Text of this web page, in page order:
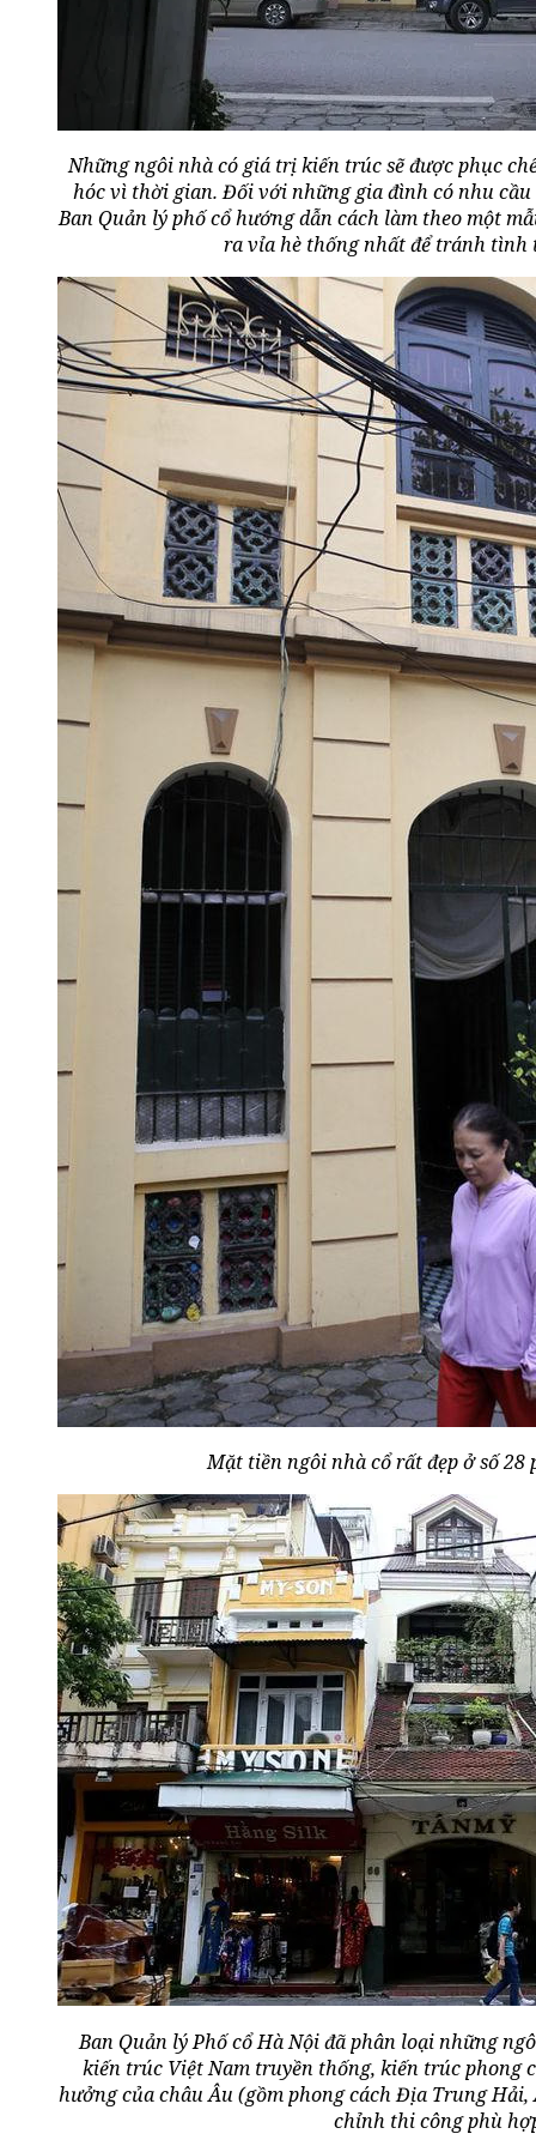
Những ngôi nhà có giá trị kiến trúc sẽ được phục
hóc vì thời gian. Đối với những gia đình có nhu cầu
Ban Quản lý phố cổ hướng dẫn cách làm theo một
ra vỉa hè thống nhất để tránh tình
Mặt tiền ngôi nhà cổ rất đẹp ở số 28
Ban Quản lý Phố cổ Hà Nội đã phân loại những
kiến trúc Việt Nam truyền thống, kiến trúc phong
hưởng của châu Âu (gồm phong cách Địa Trung Hải,
chỉnh thi công phù